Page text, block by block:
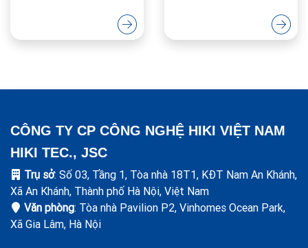
CÔNG TY CP CÔNG NGHỆ HIKI VIỆT NAM
HIKI TEC., JSC
Trụ sở: Số 03, Tầng 1, Tòa nhà 18T1, KĐT Nam An Khánh,
Xã An Khánh, Thành phố Hà Nội, Việt Nam
Văn phòng: Tòa nhà Pavilion P2, Vinhomes Ocean Park,
Xã Gia Lâm, Hà Nội